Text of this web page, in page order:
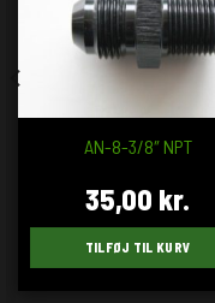
AN-8-3/8″ NPT
35,00 kr.
TILFØJ TIL KURV